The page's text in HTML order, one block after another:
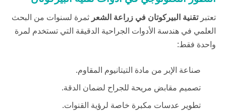
تعتبرتقنية البيركوتان في زراعة الشعر ثمرة لسنوات من البحث
العلمي في هندسة الأدوات الجراحية الدقيقة التي تستخدم لمرة
واحدة فقط:
صناعة الإبر من مادة التيتانيوم المقاوم.
تصميم مقابض مريحة للجراح لضمان الدقة.
تطوير عدسات مكبرة خاصة لرؤية القنوات.